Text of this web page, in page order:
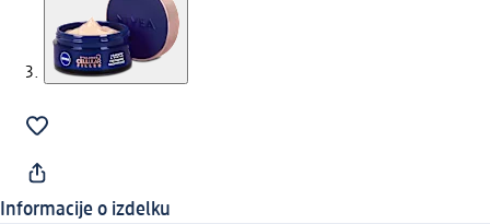
Informacije o izdelku